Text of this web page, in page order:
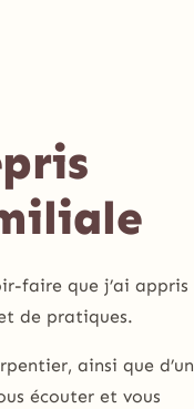
faire que j’ai appris
de pratiques.
ainsi que d’un
écouter et vous